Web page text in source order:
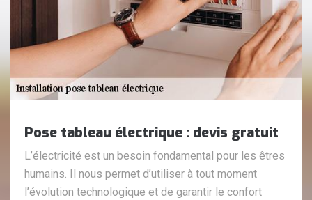
Pose tableau électrique : devis gratuit
L’électricité est un besoin fondamental pour les êtres
humains. Il nous permet d’utiliser à tout moment
l’évolution technologique et de garantir le confort